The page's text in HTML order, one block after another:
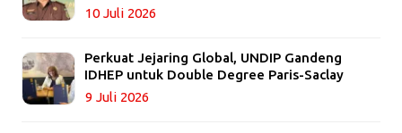
10 Juli 2026
Perkuat Jejaring Global, UNDIP Gandeng
IDHEP untuk Double Degree Paris-Saclay
9 Juli 2026